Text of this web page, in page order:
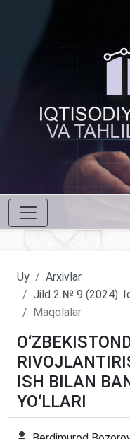
Uy
Arxivlar
Jild 2 № 9 (2024):
Maqolalar
ISH BILAN
YO‘LLARI